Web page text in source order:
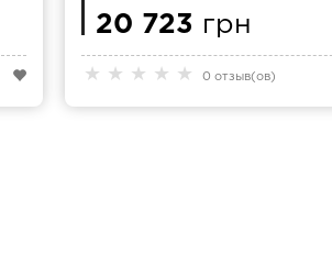
★ ★ ★ ★ ★ 0 отзыв(ов)
20 723 грн